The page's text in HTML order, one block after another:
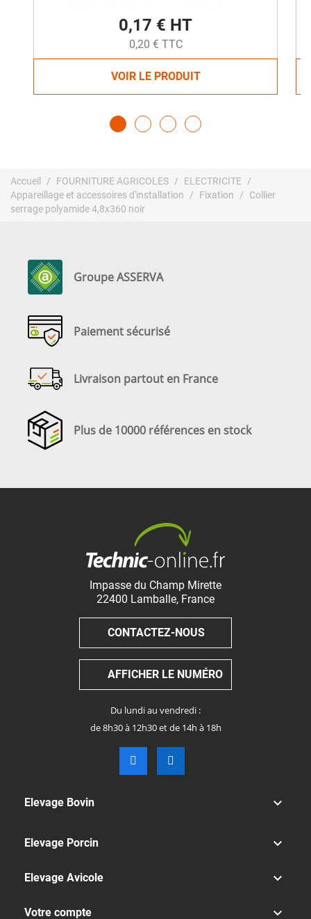
0,17 € HT
0,20 € TTC
VOIR LE PRODUIT
Accueil FOURNITURE AGRICOLES
ELECTRICITE
Appareillage et accessoires d'installation
Fixation
Collier
serrage polyamide 4,8x360 noir
Groupe ASSERVA
Paiement sécurisé
Livraison partout en France
Plus de 10000 références en stock
Impasse du Champ Mirette
22400 Lamballe, France
CONTACTEZ-NOUS
AFFICHER LE NUMÉRO
Du lundi au vendredi :
de 8h30 à 12h30 et de 14h à 18h
Elevage Bovin 
Elevage Porcin 
Elevage Avicole 
Votre compte 